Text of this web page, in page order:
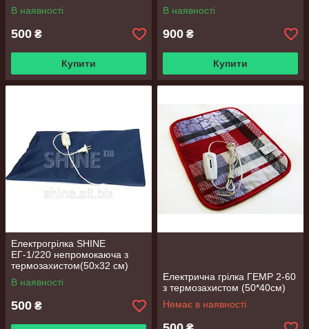
В наявності
500 ₴
Купити
В наявності
900 ₴
Купити
Електрогрілка SHINE
ЕГ-1/220 непромокаюча з
термозахистом(50х32 см)
(Україна)
В наявності
500 ₴
Електрична грілка ГЕМР 2-60
з термозахистом (50*40см)
Немає в наявності